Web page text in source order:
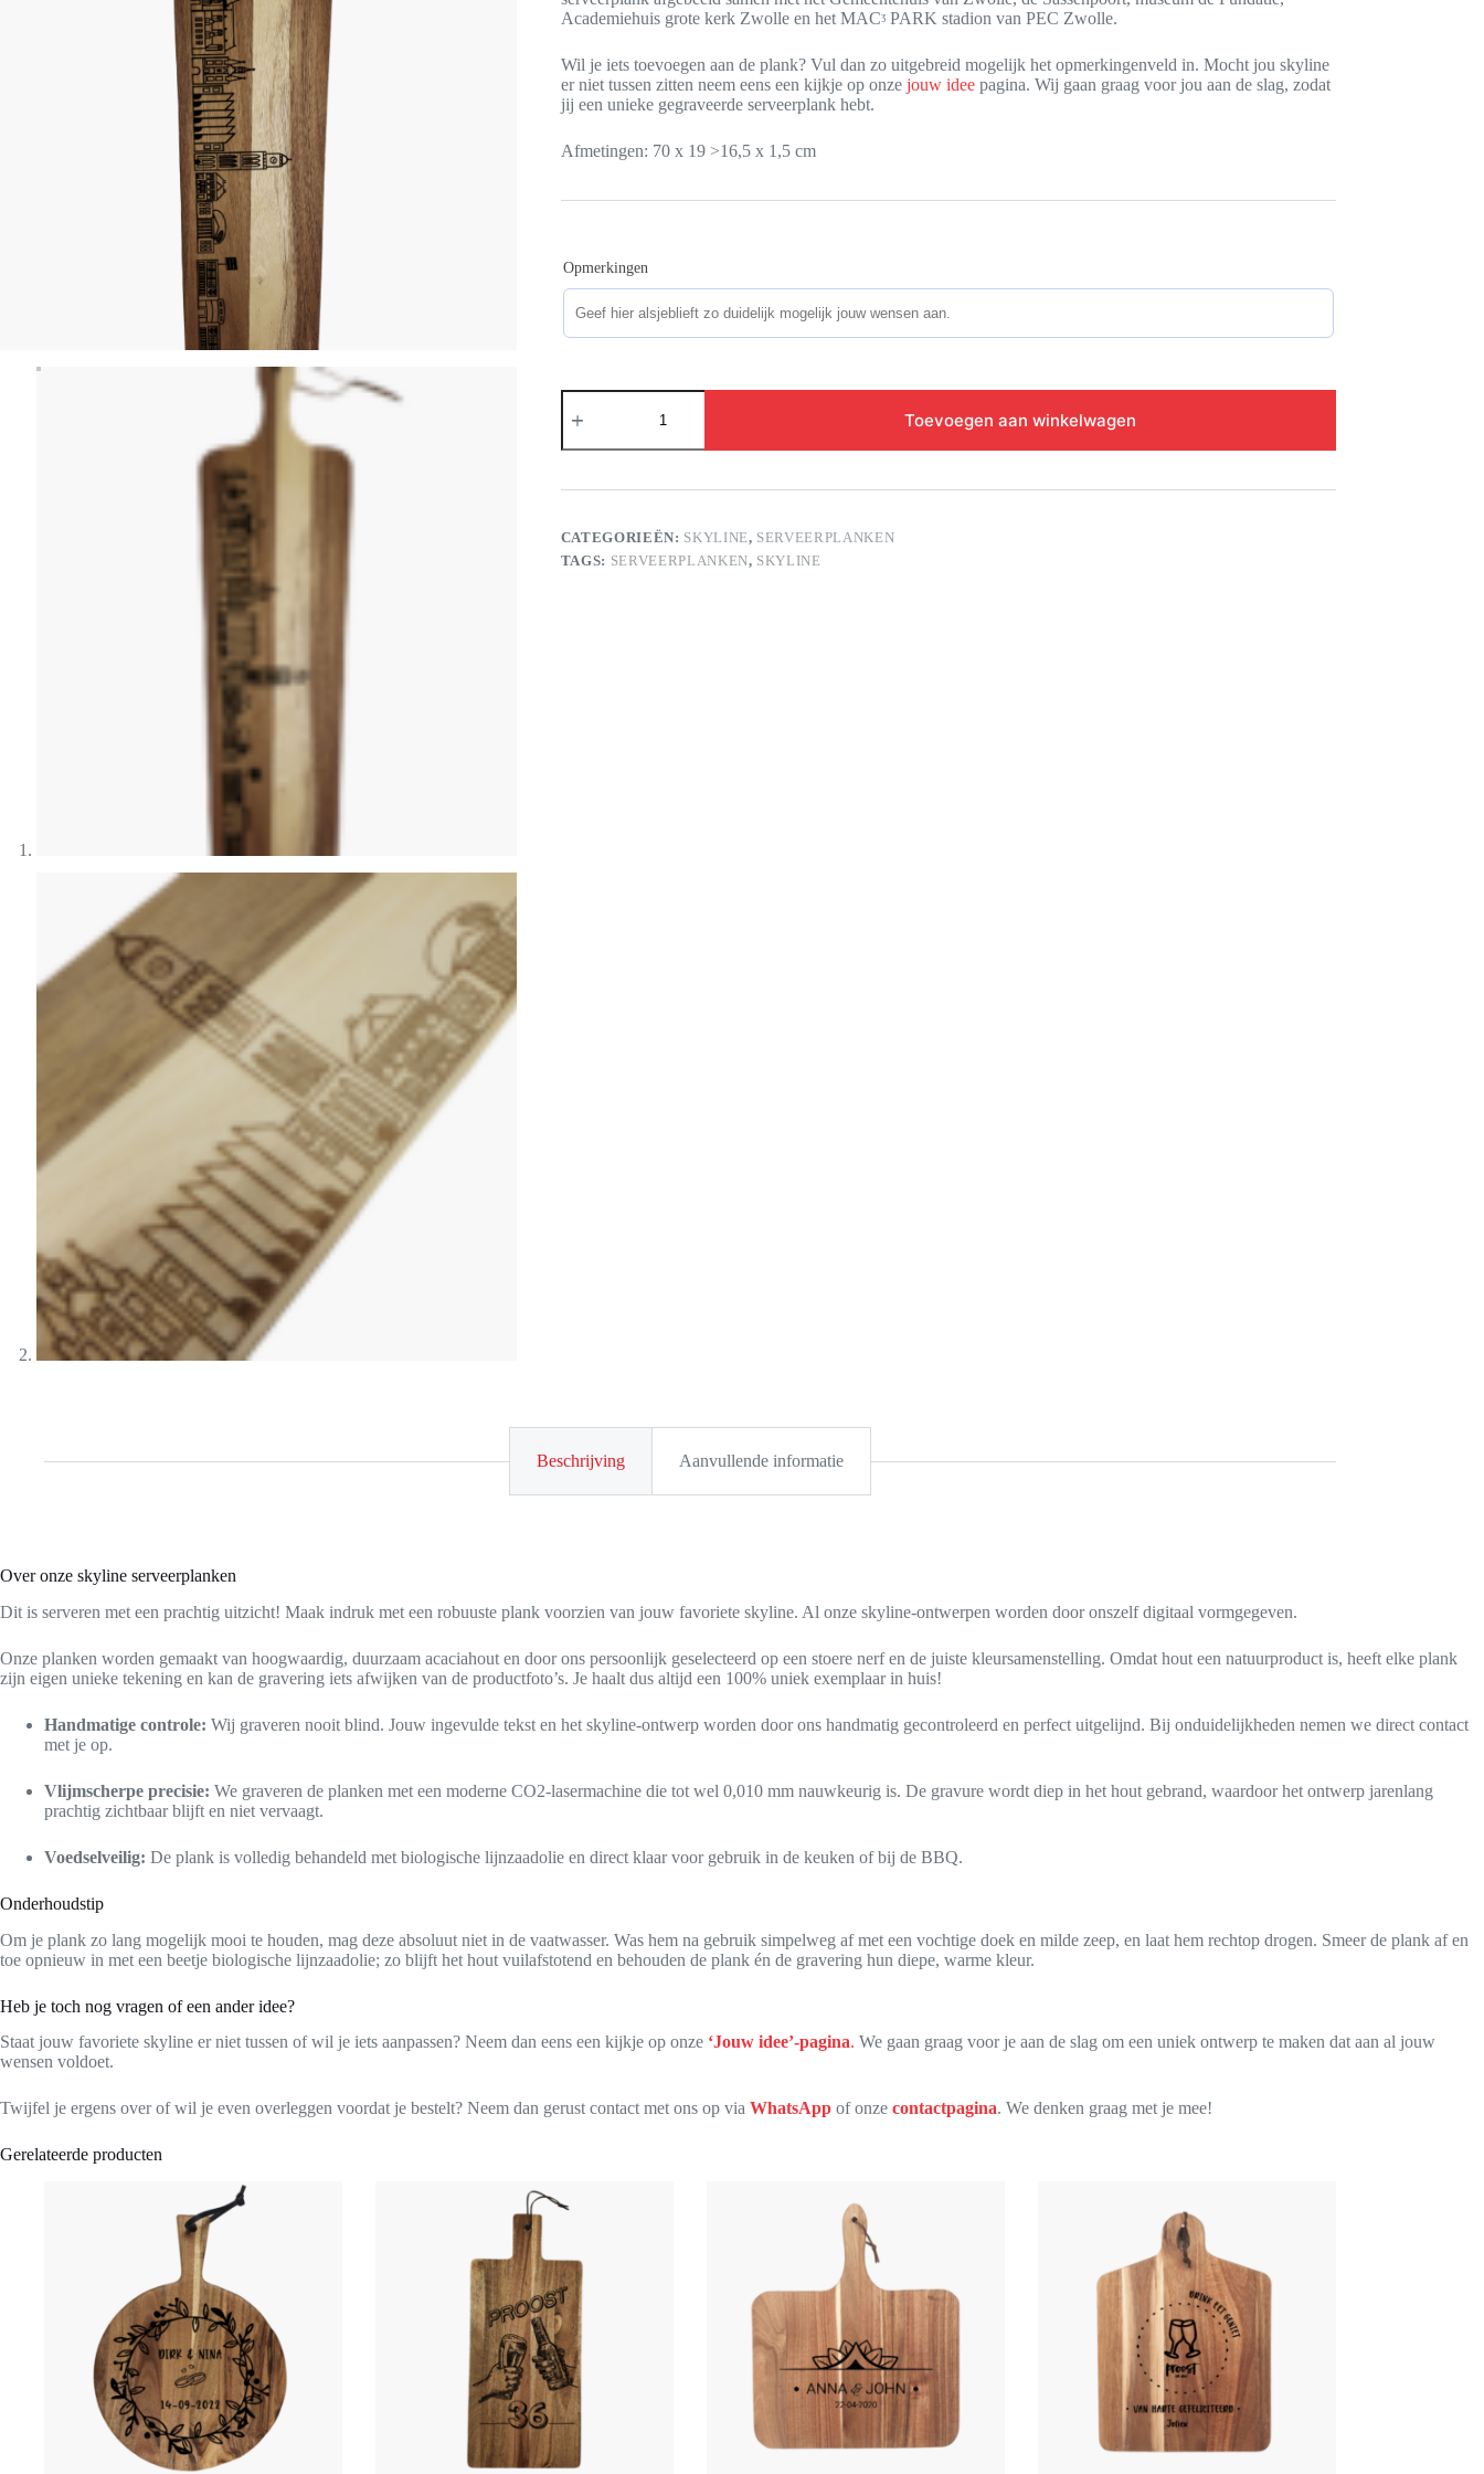
Academiehuis grote kerk Zwolle en het MACᶾ PARK stadion van PEC Zwolle.
Wil je iets toevoegen aan de plank? Vul dan zo uitgebreid mogelijk het opmerkingenveld in. Mocht jou skyline
er niet tussen zitten neem eens een kijkje op onze jouw ideepagina. Wij gaan graag voor jou aan de slag, zodat
jij een unieke gegraveerde serveerplank hebt.
Afmetingen: 70 x 19 >16,5 x 1,5 cm
Opmerkingen
Skyline
Zwolle
Toevoegen aan winkelwagen
CATEGORIEËN: SKYLINE, SERVEERPLANKEN
TAGS: SERVEERPLANKEN, SKYLINE
Beschrijving Aanvullende informatie
Over onze skyline serveerplanken
Dit is serveren met een prachtig uitzicht! Maak indruk met een robuuste plank voorzien van jouw favoriete skyline. Al onze skyline-ontwerpen worden door onszelf digitaal vormgegeven.
Onze planken worden gemaakt van hoogwaardig, duurzaam acaciahout en door ons persoonlijk geselecteerd op een stoere nerf en de juiste kleursamenstelling. Omdat hout een natuurproduct is, heeft elke plank
zijn eigen unieke tekening en kan de gravering iets afwijken van de productfoto’s. Je haalt dus altijd een 100% uniek exemplaar in huis!
Handmatige controle: Wij graveren nooit blind. Jouw ingevulde tekst en het skyline-ontwerp worden door ons handmatig gecontroleerd en perfect uitgelijnd. Bij onduidelijkheden nemen we direct contact
met je op.
Vlijmscherpe precisie: We graveren de planken met een moderne CO2-lasermachine die tot wel 0,010 mm nauwkeurig is. De gravure wordt diep in het hout gebrand, waardoor het ontwerp jarenlang
prachtig zichtbaar blijft en niet vervaagt.
Voedselveilig: De plank is volledig behandeld met biologische lijnzaadolie en direct klaar voor gebruik in de keuken of bij de BBQ.
Onderhoudstip
Om je plank zo lang mogelijk mooi te houden, mag deze absoluut niet in de vaatwasser. Was hem na gebruik simpelweg af met een vochtige doek en milde zeep, en laat hem rechtop drogen. Smeer de plank af en
toe opnieuw in met een beetje biologische lijnzaadolie; zo blijft het hout vuilafstotend en behouden de plank én de gravering hun diepe, warme kleur.
Heb je toch nog vragen of een ander idee?
Staat jouw favoriete skyline er niet tussen of wil je iets aanpassen? Neem dan eens een kijkje op onze ‘Jouw idee’-pagina. We gaan graag voor je aan de slag om een uniek ontwerp te maken dat aan al jouw
wensen voldoet.
Twijfel je ergens over of wil je even overleggen voordat je bestelt? Neem dan gerust contact met ons op via WhatsApp of onze contactpagina. We denken graag met je mee!
Gerelateerde producten